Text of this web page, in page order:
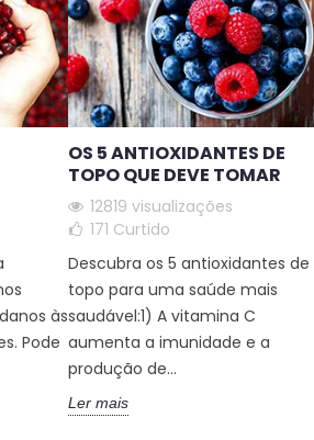
às
Pode
OS 5 ANTIOXIDANTES DE
TOPO QUE DEVE TOMAR
12819 visualizações
171 Curtido
Descubra os 5 antioxidantes de
topo para uma saúde mais
saudável:1) A vitamina C
aumenta a imunidade e a
produção de...
Ler mais